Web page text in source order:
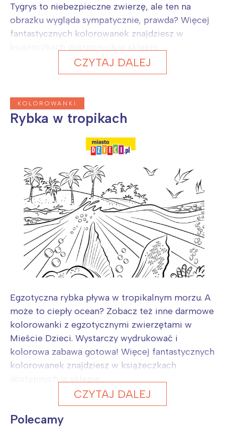
Tygrys to niebezpieczne zwierzę, ale ten na
obrazku wygląda sympatycznie, prawda? Więcej
fantastycznych kolorowanek znajdziesz w
CZYTAJ DALEJ
KOLOROWANKI
Rybka w tropikach
Egzotyczna rybka pływa w tropikalnym morzu. A
może to ciepły ocean? Zobacz też inne darmowe
kolorowanki z egzotycznymi zwierzętami w
Mieście Dzieci. Wystarczy wydrukować i
kolorowa zabawa gotowa! Więcej fantastycznych
kolorowanek znajdziesz w książeczkach
CZYTAJ DALEJ
Polecamy